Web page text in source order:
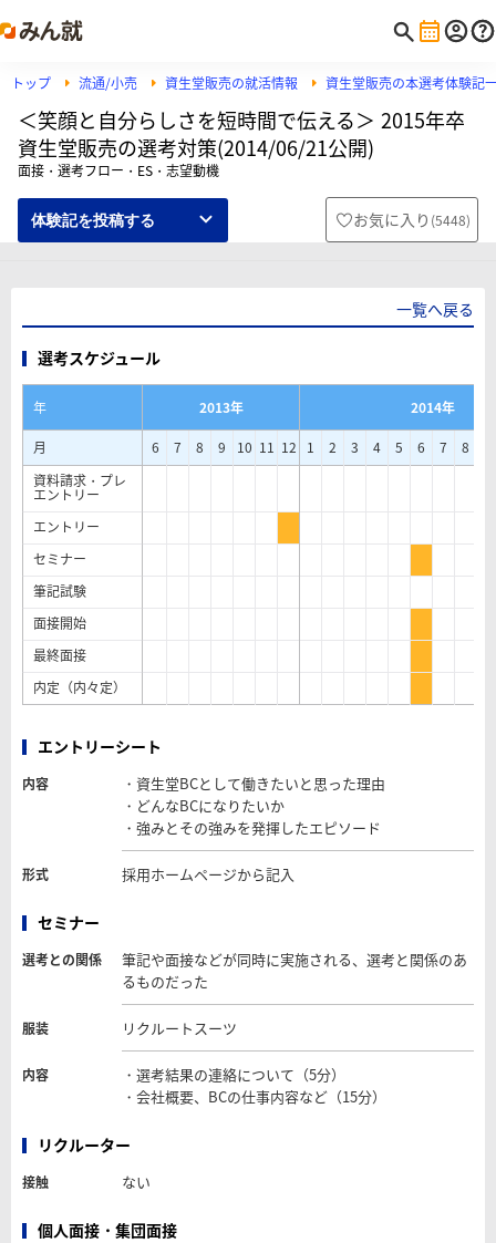
トップ 流通/小売 資生堂販売の就活情報 資生堂販売の本選考体験記
＜笑顔と自分らしさを短時間で伝える＞ 2015年卒
資生堂販売の選考対策(2014/06/21公開)
面接・選考フロー・ES・志望動機
体験記を投稿する お気に入り (5448)
一覧へ戻る
選考スケジュール
年 2013年
2014年
月
6 7 8 9 10 11 12 1 2 3 4 5 6 7 8
資料請求・プレ
エントリー
エントリー
セミナー
筆記試験
面接開始
最終面接
内定（内々定）
エントリーシート
内容
・資生堂BCとして働きたいと思った理由
・どんなBCになりたいか
・強みとその強みを発揮したエピソード
形式 採用ホームページから記入
セミナー
選考との関係
筆記や面接などが同時に実施される、選考と関係のあ
るものだった
服装 リクルートスーツ
内容
・選考結果の連絡について（5分）
・会社概要、BCの仕事内容など（15分）
リクルーター
接触 ない
個人面接・集団面接